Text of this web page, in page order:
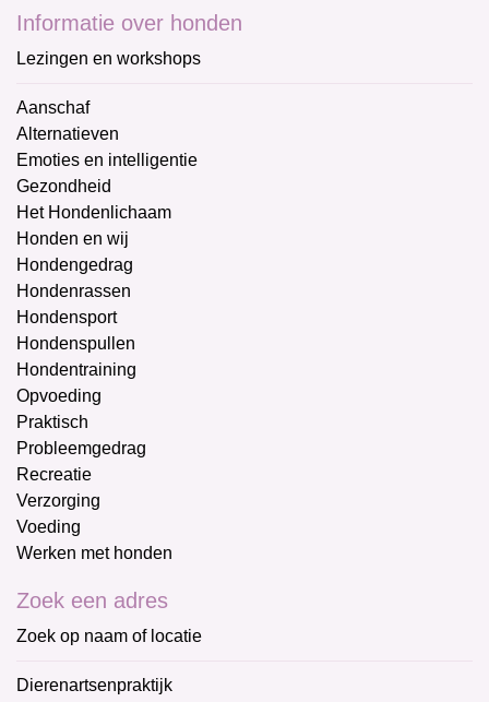
Informatie over honden
Lezingen en workshops
Aanschaf
Alternatieven
Emoties en intelligentie
Gezondheid
Het Hondenlichaam
Honden en wij
Hondengedrag
Hondenrassen
Hondensport
Hondenspullen
Hondentraining
Opvoeding
Praktisch
Probleemgedrag
Recreatie
Verzorging
Voeding
Werken met honden
Zoek een adres
Zoek op naam of locatie
Dierenartsenpraktijk